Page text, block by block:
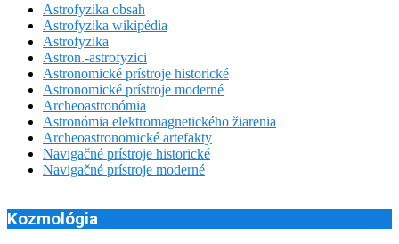
Astrofyzika obsah
Astrofyzika wikipédia
Astrofyzika
Astron.-astrofyzici
Astronomické prístroje historické
Astronomické prístroje moderné
Archeoastronómia
Astronómia elektromagnetického žiarenia
Archeoastronomické artefakty
Navigačné prístroje historické
Navigačné prístroje moderné
Kozmológia